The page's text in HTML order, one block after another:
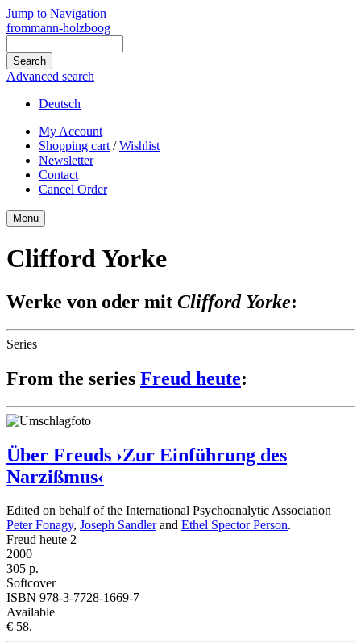
Jump to Navigation
frommann-holzboog
Advanced search
Deutsch
My Account
Shopping cart /Wishlist
Newsletter
Contact
Cancel Order
Menu
Clifford Yorke
Werke von oder mit Clifford Yorke:
Series
From the series Freud heute:
Über Freuds ›Zur Einführung des
Narzißmus‹
Edited on behalf of the International Psychoanalytic Association
Peter Fonagy, Joseph Sandlerand Ethel Spector Person.
Freud heute 2
2000
305 p.
Softcover
ISBN 978-3-7728-1669-7
Available
€ 58.–